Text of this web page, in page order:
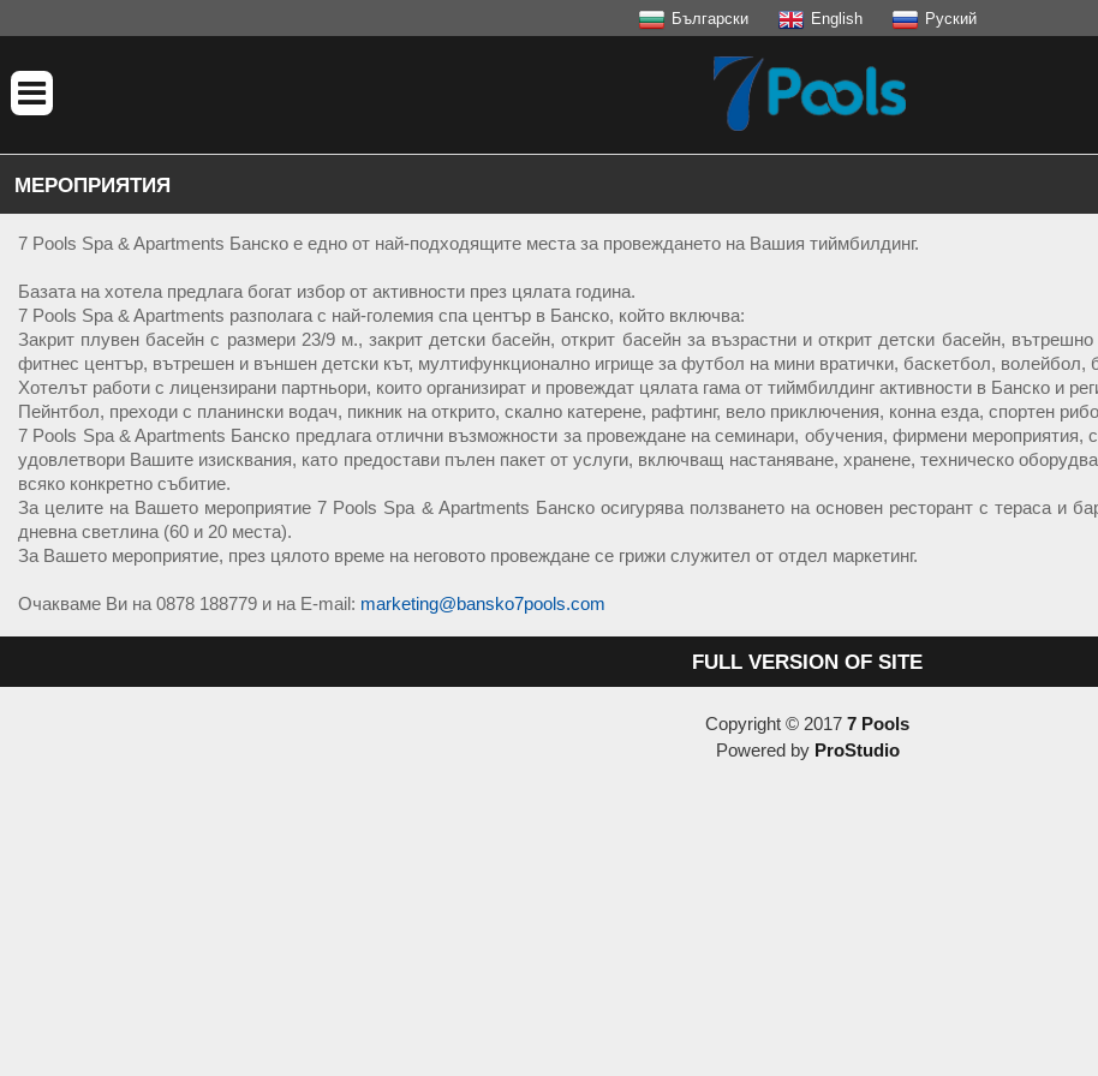
Български English Руский
МЕРОПРИЯТИЯ
7 Pools Spa & Apartments Банско е едно от най-подходящите места за провеждането на Вашия тиймбилдинг.
Базата на хотела предлага богат избор от активности през цялата година.
7 Pools Spa & Apartments разполага с най-големия спа център в Банско, който включва:
Закрит плувен басейн с размери 23/9 м., закрит детски басейн, открит басейн за възрастни и открит детски басейн,
фитнес център, вътрешен и външен детски кът, мултифункционално игрище за футбол на мини вратички, баскетбол, волейбол,
Хотелът работи с лицензирани партньори, които организират и провеждат цялата гама от тиймбилдинг активности в Банско и
Пейнтбол, преходи с планински водач, пикник на открито, скално катерене, рафтинг, вело приключения, конна езда, спортен
7 Pools Spa & Apartments Банско предлага отлични възможности за провеждане на семинари, обучения, фирмени
удовлетвори Вашите изисквания, като предостави пълен пакет от услуги, включващ настаняване, хранене, техническо
всяко конкретно събитие.
За целите на Вашето мероприятие 7 Pools Spa & Apartments Банско осигурява ползването на основен ресторант с тераса и
дневна светлина (60 и 20 места).
За Вашето мероприятие, през цялото време на неговото провеждане се грижи служител от отдел маркетинг.
Очакваме Ви на 0878 188779 и на E-mail: marketing@bansko7pools.com
FULL VERSION OF SITE
Copyright © 2017 7 Pools
Powered by ProStudio